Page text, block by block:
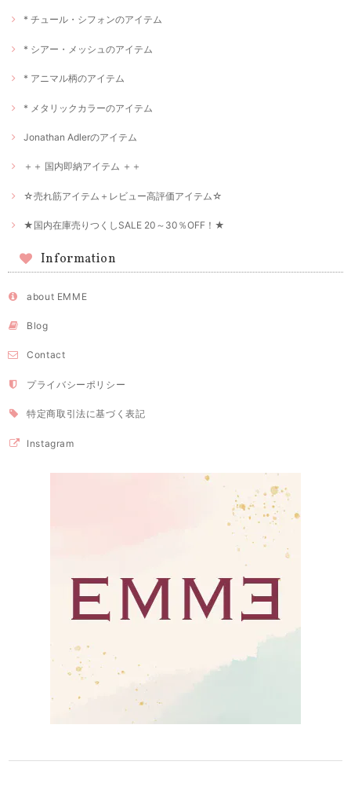
* チュール・シフォンのアイテム
* シアー・メッシュのアイテム
* アニマル柄のアイテム
* メタリックカラーのアイテム
Jonathan Adlerのアイテム
＋＋ 国内即納アイテム ＋＋
☆売れ筋アイテム＋レビュー高評価アイテム☆
★国内在庫売りつくしSALE 20～30％OFF！★
Information
about EMME
Blog
Contact
プライバシーポリシー
特定商取引法に基づく表記
Instagram